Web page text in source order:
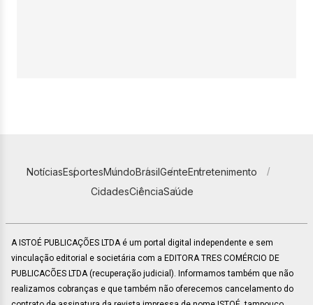
NotíciasEsportesMundoBrasilGenteEntretenimento
CidadesCiênciaSaúde
A ISTOÉ PUBLICAÇÕES LTDA é um portal digital independente e sem
vinculação editorial e societária com a EDITORA TRES COMÉRCIO DE
PUBLICACÕES LTDA (recuperação judicial). Informamos também que não
realizamos cobranças e que também não oferecemos cancelamento do